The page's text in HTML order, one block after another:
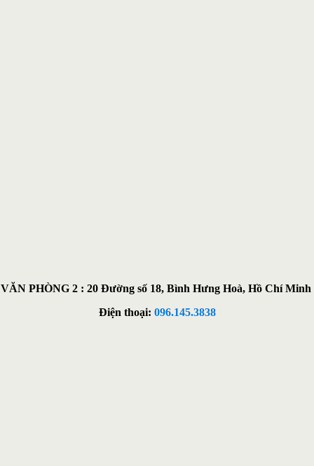
VĂN PHÒNG 2 : 20 Đường số 18, Bình Hưng Hoà, Hồ Chí Minh
Điện thoại: 096.145.3838